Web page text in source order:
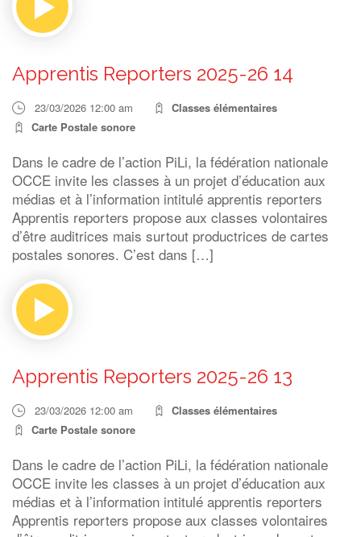
Apprentis Reporters 2025-26 14
23/03/2026 12:00 am
Classes élémentaires
Carte Postale sonore
Dans le cadre de l’action PiLi, la fédération nationale
OCCE invite les classes à un projet d’éducation aux
médias et à l’information intitulé apprentis reporters
Apprentis reporters propose aux classes volontaires
d’être auditrices mais surtout productrices de cartes
postales sonores. C’est dans […]
Apprentis Reporters 2025-26 13
23/03/2026 12:00 am
Classes élémentaires
Carte Postale sonore
Dans le cadre de l’action PiLi, la fédération nationale
OCCE invite les classes à un projet d’éducation aux
médias et à l’information intitulé apprentis reporters
Apprentis reporters propose aux classes volontaires